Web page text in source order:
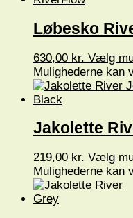
Løbesko
630,00 kr. Vælg
Mulighederne kan
Jakolette
219,00 kr. Vælg
Mulighederne kan